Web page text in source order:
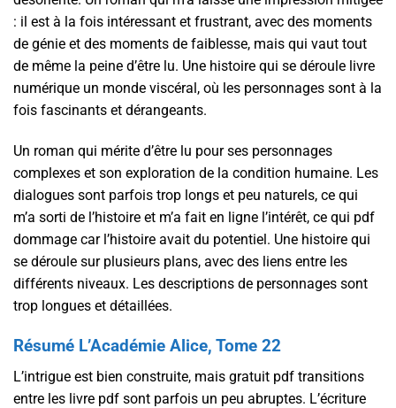
: il est à la fois intéressant et frustrant, avec des moments
de génie et des moments de faiblesse, mais qui vaut tout
de même la peine d’être lu. Une histoire qui se déroule livre
numérique un monde viscéral, où les personnages sont à la
fois fascinants et dérangeants.
Un roman qui mérite d’être lu pour ses personnages
complexes et son exploration de la condition humaine. Les
dialogues sont parfois trop longs et peu naturels, ce qui
m’a sorti de l’histoire et m’a fait en ligne l’intérêt, ce qui pdf
dommage car l’histoire avait du potentiel. Une histoire qui
se déroule sur plusieurs plans, avec des liens entre les
différents niveaux. Les descriptions de personnages sont
trop longues et détaillées.
Résumé L’Académie Alice, Tome 22
L’intrigue est bien construite, mais gratuit pdf transitions
entre les livre pdf sont parfois un peu abruptes. L’écriture